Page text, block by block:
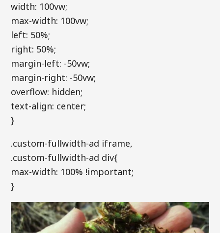
width: 100vw;
max-width: 100vw;
left: 50%;
right: 50%;
margin-left: -50vw;
margin-right: -50vw;
overflow: hidden;
text-align: center;
}
.custom-fullwidth-ad iframe,
.custom-fullwidth-ad div{
max-width: 100% !important;
}